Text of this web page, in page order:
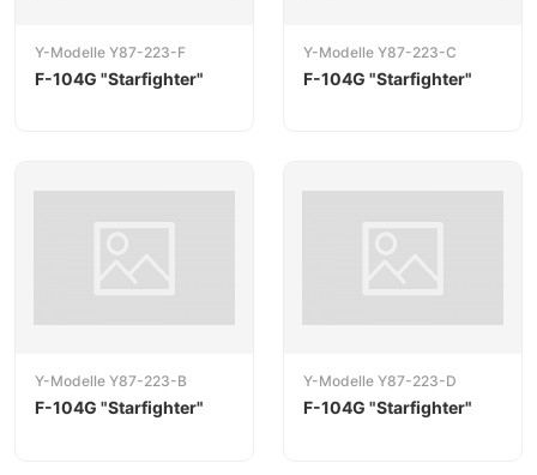
Y-Modelle Y87-223-F
F-104G "Starfighter"
Y-Modelle Y87-223-C
F-104G "Starfighter"
Y-Modelle Y87-223-B
F-104G "Starfighter"
Y-Modelle Y87-223-D
F-104G "Starfighter"